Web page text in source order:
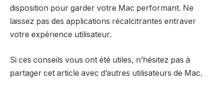
disposition pour garder votre Mac performant. Ne
laissez pas des applications récalcitrantes entraver
votre expérience utilisateur.
Si ces conseils vous ont été utiles, n’hésitez pas à
partager cet article avec d’autres utilisateurs de Mac.